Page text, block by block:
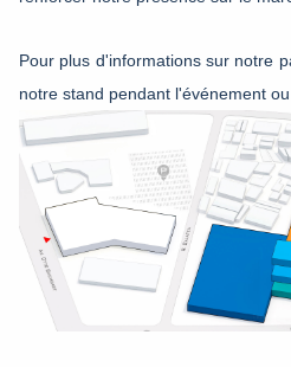
Pour plus d'informations sur notre
notre stand pendant l'événement